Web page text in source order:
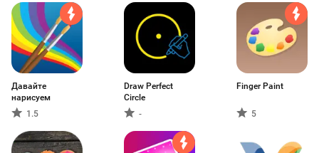
Давайте
нарисуем
1.5
Draw Perfect
Circle
-
Finger Paint
5